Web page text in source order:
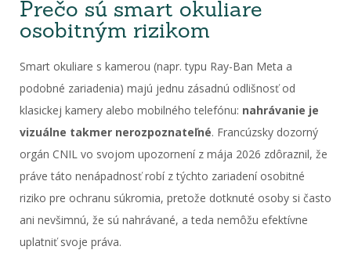
Prečo sú smart okuliare
osobitným rizikom
Smart okuliare s kamerou (napr. typu Ray-Ban Meta a
podobné zariadenia) majú jednu zásadnú odlišnosť od
klasickej kamery alebo mobilného telefónu: nahrávanie je
vizuálne takmer nerozpoznateľné. Francúzsky dozorný
orgán CNIL vo svojom upozornení z mája 2026 zdôraznil, že
práve táto nenápadnosť robí z týchto zariadení osobitné
riziko pre ochranu súkromia, pretože dotknuté osoby si často
ani nevšimnú, že sú nahrávané, a teda nemôžu efektívne
uplatniť svoje práva.